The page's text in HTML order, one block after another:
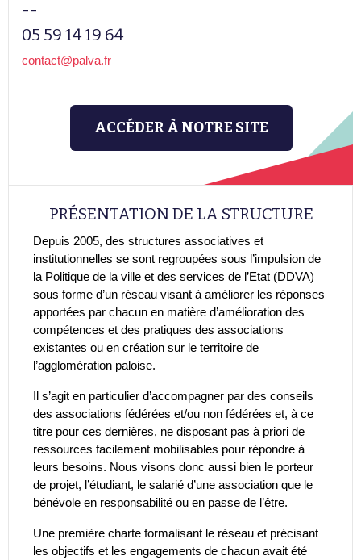
--
05 59 14 19 64
contact@palva.fr
ACCÉDER À NOTRE SITE
PRÉSENTATION DE LA STRUCTURE
Depuis 2005, des structures associatives et
institutionnelles se sont regroupées sous l’impulsion de
la Politique de la ville et des services de l’Etat (DDVA)
sous forme d’un réseau visant à améliorer les réponses
apportées par chacun en matière d’amélioration des
compétences et des pratiques des associations
existantes ou en création sur le territoire de
l’agglomération paloise.
Il s’agit en particulier d’accompagner par des conseils
des associations fédérées et/ou non fédérées et, à ce
titre pour ces dernières, ne disposant pas à priori de
ressources facilement mobilisables pour répondre à
leurs besoins. Nous visons donc aussi bien le porteur
de projet, l’étudiant, le salarié d’une association que le
bénévole en responsabilité ou en passe de l’être.
Une première charte formalisant le réseau et précisant
les objectifs et les engagements de chacun avait été